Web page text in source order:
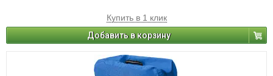
Купить в 1 клик
Добавить в корзину